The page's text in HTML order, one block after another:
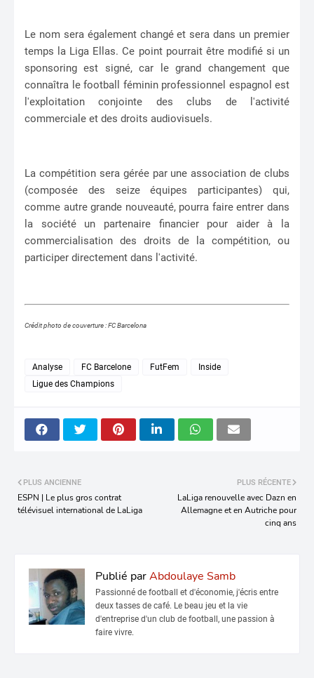
Le nom sera également changé et sera dans un premier
temps la Liga Ellas. Ce point pourrait être modifié si un
sponsoring est signé, car le grand changement que
connaîtra le football féminin professionnel espagnol est
l'exploitation conjointe des clubs de l'activité
commerciale et des droits audiovisuels.
La compétition sera gérée par une association de clubs
(composée des seize équipes participantes) qui,
comme autre grande nouveauté, pourra faire entrer dans
la société un partenaire financier pour aider à la
commercialisation des droits de la compétition, ou
participer directement dans l'activité.
Crédit photo de couverture : FC Barcelona
Analyse FC Barcelone FutFem
Inside
Ligue des Champions
PLUS RÉCENTE
LaLiga renouvelle avec Dazn en
Allemagne et en Autriche pour
cinq ans
PLUS ANCIENNE
ESPN | Le plus gros contrat
télévisuel international de LaLiga
Publié parAbdoulaye Samb
Passionné de football et d'économie, j'écris entre
deux tasses de café. Le beau jeu et la vie
d'entreprise d'un club de football, une passion à
faire vivre.